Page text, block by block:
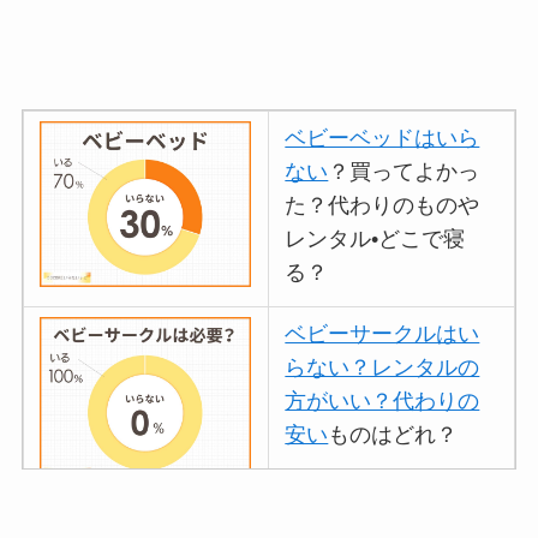
ベビーベッドはいら
ない ？買ってよかっ
た？代わりのものや
レンタル•どこで寝
る？
ベビーサークルはい
らない？レンタルの
方がいい？代わりの
安い ものはどれ？